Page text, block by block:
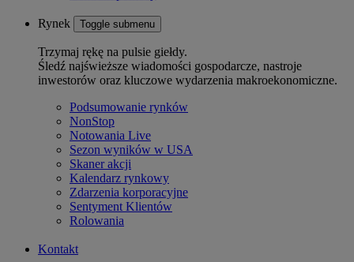
Rynek Toggle submenu
Trzymaj rękę na pulsie giełdy.
Śledź najświeższe wiadomości gospodarcze, nastroje
inwestorów oraz kluczowe wydarzenia makroekonomiczne.
Podsumowanie rynków
NonStop
Notowania Live
Sezon wyników w USA
Skaner akcji
Kalendarz rynkowy
Zdarzenia korporacyjne
Sentyment Klientów
Rolowania
Kontakt